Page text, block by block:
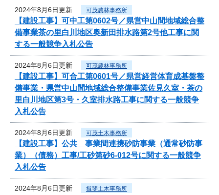
2024年8月6日更新 可茂農林事務所
【建設工事】可中工第0602号／県営中山間地域総合整
備事業茶の里白川地区奥新田排水路第2号他工事に関
する一般競争入札公告
2024年8月6日更新 可茂農林事務所
【建設工事】可合工第0601号／県営経営体育成基盤整
備事業・県営中山間地域総合整備事業佐見久室・茶の
里白川地区第3号・久室排水路工事に関する一般競争
入札公告
2024年8月6日更新 可茂土木事務所
【建設工事】公共 事業間連携砂防事業（通常砂防事
業）（債務）工事/工砂第砂6-012号に関する一般競争
入札公告
2024年8月6日更新 揖斐土木事務所